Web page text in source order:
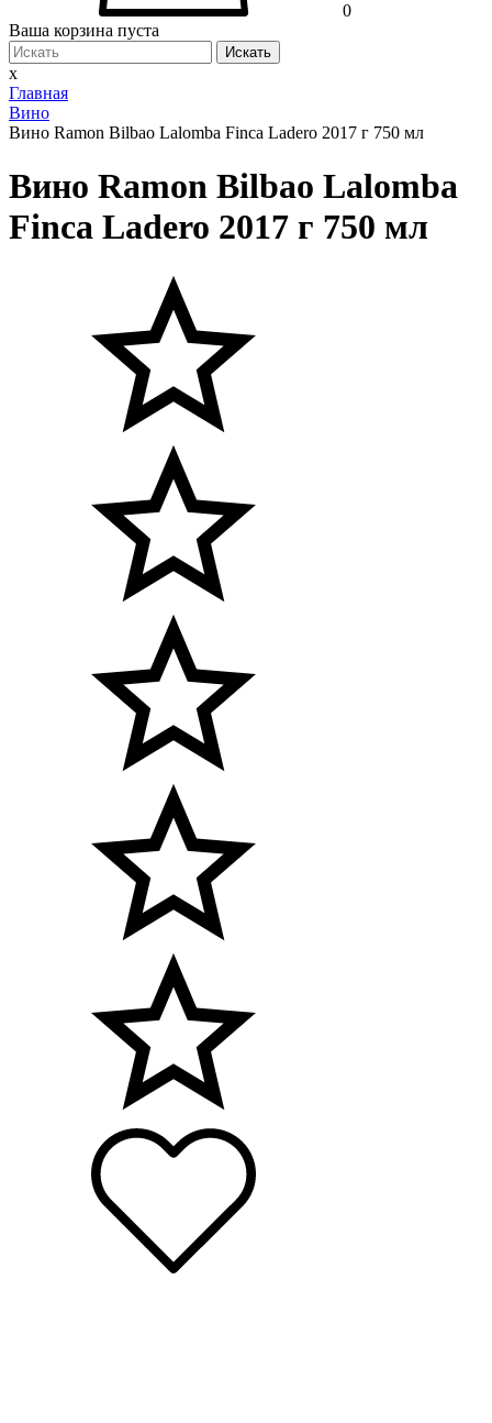
0
Ваша корзина пуста
Искать
x
Главная
Вино
Вино Ramon Bilbao Lalomba Finca Ladero 2017 г 750 мл
Вино Ramon Bilbao Lalomba
Finca Ladero 2017 г 750 мл